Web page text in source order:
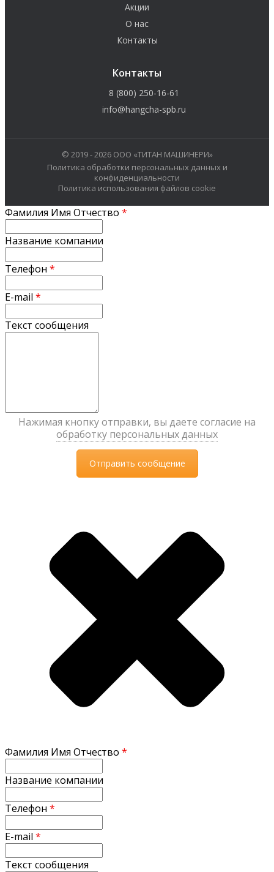
Акции
О нас
Контакты
Контакты
8 (800) 250-16-61
info@hangcha-spb.ru
© 2019 - 2026 ООО «ТИТАН МАШИНЕРИ»
Политика обработки персональных данных и
конфиденциальности
Политика использования файлов cookie
Фамилия Имя Отчество *
Название компании
Телефон *
E-mail *
Текст сообщения
Нажимая кнопку отправки, вы даете согласие на
обработку персональных данных
Фамилия Имя Отчество *
Название компании
Телефон *
E-mail *
Текст сообщения